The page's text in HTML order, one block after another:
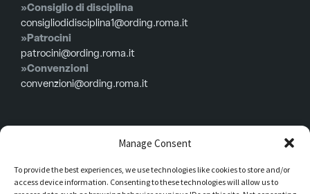
Manage Consent
To provide the best experiences, we use technologies like cookies to store and/or
access device information. Consenting to these technologies will allow us to
»Consiglio di disciplina
consigliodidisciplina1@ording.roma.it
»Patrocini
patrocini@ording.roma.it
»Convenzioni
convenzioni@ording.roma.it
Menù
Privacy policy